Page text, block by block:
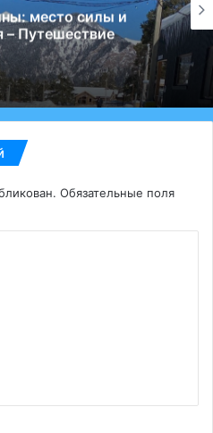
место силы и
– Путешествие
Обязательные поля